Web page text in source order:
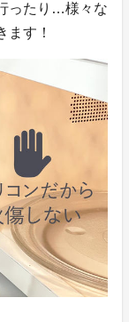
ったり…様々な
ます！